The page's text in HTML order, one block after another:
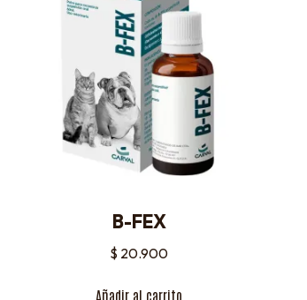
B-FEX
$ 20.900
Añadir al carrito